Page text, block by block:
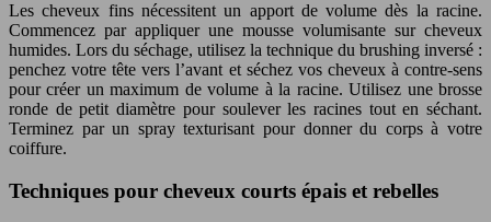
Les cheveux fins nécessitent un apport de volume dès la racine.
Commencez par appliquer une mousse volumisante sur cheveux
humides. Lors du séchage, utilisez la technique du brushing inversé :
penchez votre tête vers l’avant et séchez vos cheveux à contre-sens
pour créer un maximum de volume à la racine. Utilisez une brosse
ronde de petit diamètre pour soulever les racines tout en séchant.
Terminez par un spray texturisant pour donner du corps à votre
coiffure.
Techniques pour cheveux courts épais et rebelles